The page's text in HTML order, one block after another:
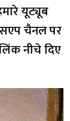
यूट्यूब
चैनल पर
नीचे दिए